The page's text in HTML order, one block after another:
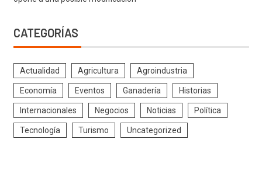
CATEGORÍAS
Actualidad Agricultura Agroindustria
Economía Eventos Ganadería Historias
Internacionales Negocios Noticias Política
Tecnología Turismo Uncategorized